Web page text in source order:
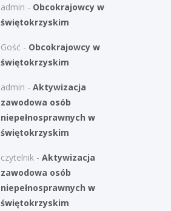
admin - Obcokrajowcy w
świętokrzyskim
Gość - Obcokrajowcy w
świętokrzyskim
admin - Aktywizacja
zawodowa osób
niepełnosprawnych w
świętokrzyskim
czytelnik- Aktywizacja
zawodowa osób
niepełnosprawnych w
świętokrzyskim